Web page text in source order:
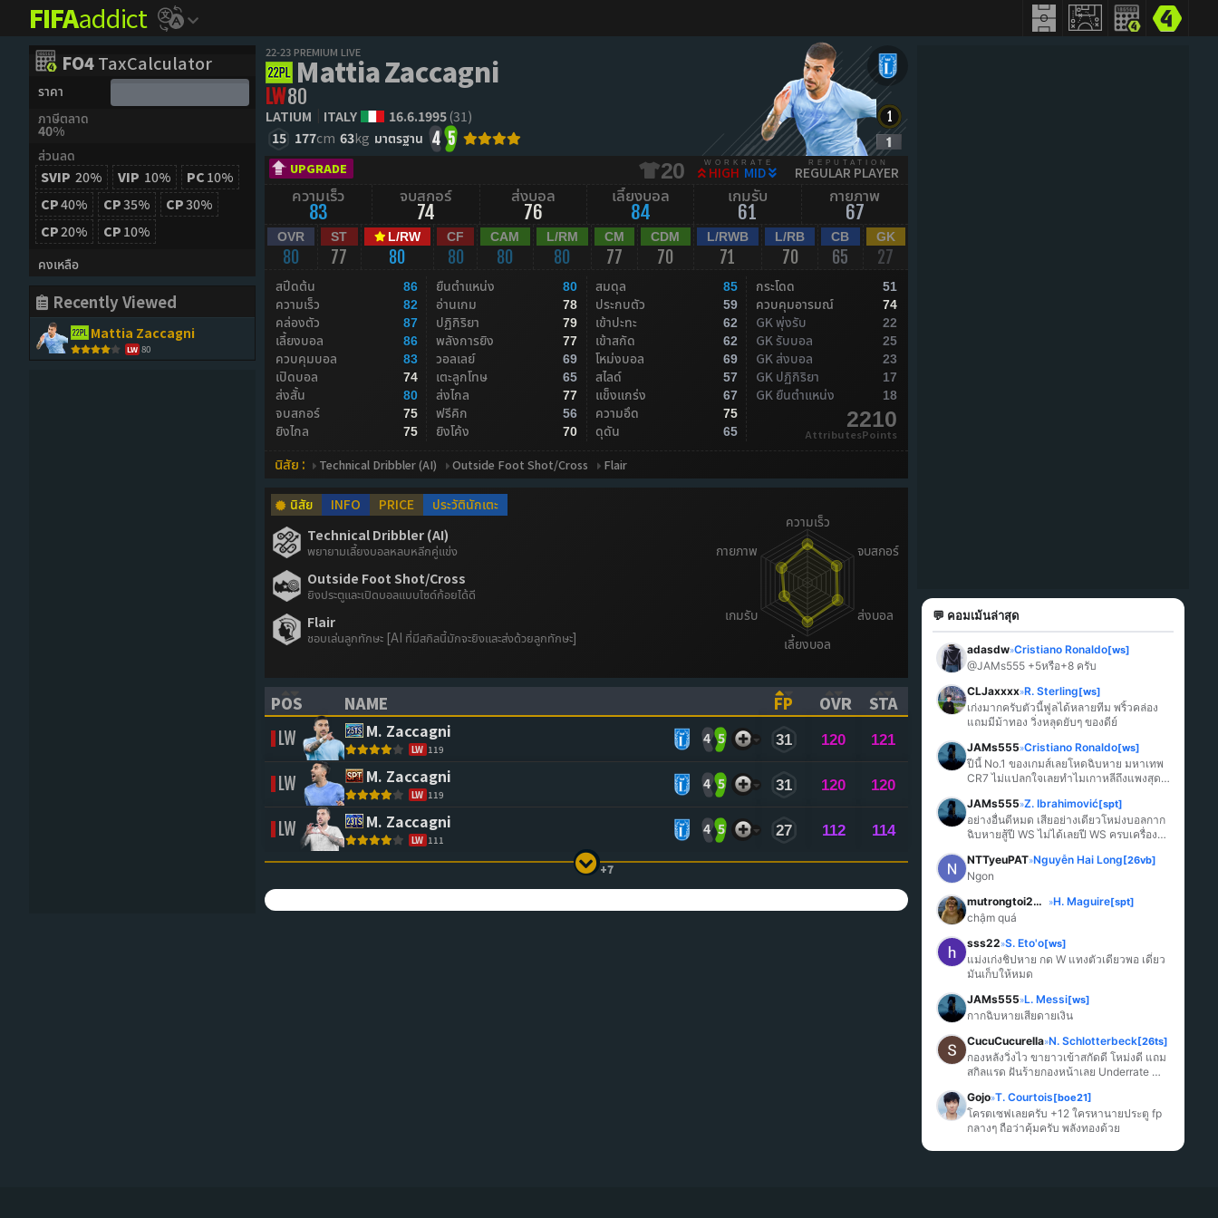
FIFAaddict
FO4TaxCalculator
ราคา
ภาษีตลาด
40%
ส่วนลด
SVIP 20% VIP 10% PC 10%
CP40% CP35% CP30%
CP20% CP 10%
คงเหลือ
Recently Viewed
Mattia Zaccagni
LW 80
22-23 PREMIUM LIVE
Mattia Zaccagni
LW80
LATIUM ITALY 16.6.1995(31)
15 177cm 63kg มาตรฐาน 4 5
UPGRADE 20 WORKRATE
HIGH MID
REPUTATION
REGULAR PLAYER
ความเร็ว
83
จบสกอร์
74
ส่งบอล
76
เลี้ยงบอล
84
เกมรับ
61
กายภาพ
67
OVR
80
ST
77
L/RW
80
CF
80
CAM
80
L/RM
80
CM
77
CDM
70
L/RWB
71
L/RB
70
CB
65
GK
27
สปีดต้น 86
ความเร็ว 82
คล่องตัว 87
เลี้ยงบอล 86
ควบคุมบอล 83
เปิดบอล 74
ส่งสั้น 80
จบสกอร์ 75
ยิงไกล 75
ยืนตำแหน่ง 80
อ่านเกม 78
ปฏิกิริยา 79
พลังการยิง 77
วอลเลย์ 69
เตะลูกโทษ 65
ส่งไกล 77
ฟรีคิก 56
ยิงโค้ง 70
สมดุล 85
ประกบตัว 59
เข้าปะทะ 62
เข้าสกัด 62
โหม่งบอล 69
สไลด์ 57
แข็งแกร่ง 67
ความอึด 75
ดุดัน 65
กระโดด 51
ควบคุมอารมณ์ 74
GK พุ่งรับ 22
GK รับบอล 25
GK ส่งบอล 23
GK ปฏิกิริยา 17
GK ยืนตำแหน่ง 18
2210
AttributesPoints
นิสัย : Technical Dribbler (AI) Outside Foot Shot/Cross Flair
นิสัย INFO PRICE
ประวัตินักเตะ
Technical Dribbler (AI)
พยายามเลี้ยงบอลหลบหลีกคู่แข่ง
Outside Foot Shot/Cross
ยิงประตูและเปิดบอลแบบไซด์ก้อยได้ดี
Flair
ชอบเล่นลูกทักษะ [AI ที่มีสกิลนี้มักจะยิงและส่งด้วยลูกทักษะ]
POS
(CLICK TO SORT ASCENDING)
NAME
(CLICK TO SORT ASCENDING)
FP
(CLICK TO SORT ASCENDING)
OVR
(CLICK TO SORT ASCENDING)
STA
(CLICK TO SORT ASCENDING)
LW M. Zaccagni
LW 119
4 5 31 120 121
LW M. Zaccagni
LW 119
4 5 31 120 120
LW M. Zaccagni
LW 111
4 5 27 112 114
+7
💬 คอมเม้นล่าสุด
adasdw»Cristiano Ronaldo[ws]
@JAMs555 +5หรือ+8 ครับ
CLJaxxxx»R. Sterling[ws]
เก่งมากครับตัวนี้ฟูลได้หลายทีม พริ้วคล่อง
แถมมีม้าทอง วิ่งหลุดยับๆ ของดีย์
JAMs555»Cristiano Ronaldo[ws]
ปีนี้ No.1 ของเกมส์เลยโหดฉิบหาย มหาเทพ
CR7 ไม่แปลกใจเลยทำไมเกาหลีถึงแพงสุด
JAMs555»Z. Ibrahimović[spt]
อย่างอื่นดีหมด เสียอย่างเดียวโหม่งบอลกาก
ฉิบหายสู้ปี WS ไม่ได้เลยปี WS ครบเครื่อง
NTTyeuPAT»Nguyễn Hai Long[26vb]
Ngon
mutrongtoi2027
»H. Maguire[spt]
chậm quá
sss22»S. Eto'o[ws]
แม่งเก่งชิปหาย กด W แทงตัวเดียวพอ เดี๋ยว
มันเก็บให้หมด
JAMs555»L. Messi[ws]
กากฉิบหายเสียดายเงิน
CucuCucurella»N. Schlotterbeck[26ts]
กองหลังวิ่งไว ขายาวเข้าสกัดดี โหม่งดี แถม
สกิลแรด ฝันร้ายกองหน้าเลย Underrate
Gojo»T. Courtois[boe21]
โครตเซฟเลยครับ +12 ใครหานายประตู fp
กลางๆ ถือว่าคุ้มครับ พลังทองด้วย